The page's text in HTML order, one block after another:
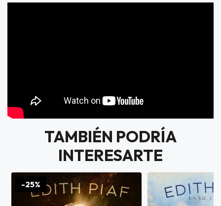
TAMBIÉN PODRÍA
INTERESARTE
-25%